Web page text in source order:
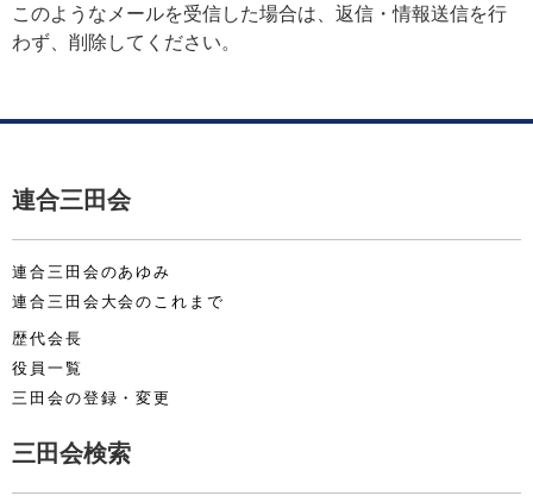
このようなメールを受信した場合は、返信・情報送信を行
わず、削除してください。
連合三田会
連合三田会のあゆみ
連合三田会大会のこれまで
歴代会長
役員一覧
三田会の登録・変更
三田会検索